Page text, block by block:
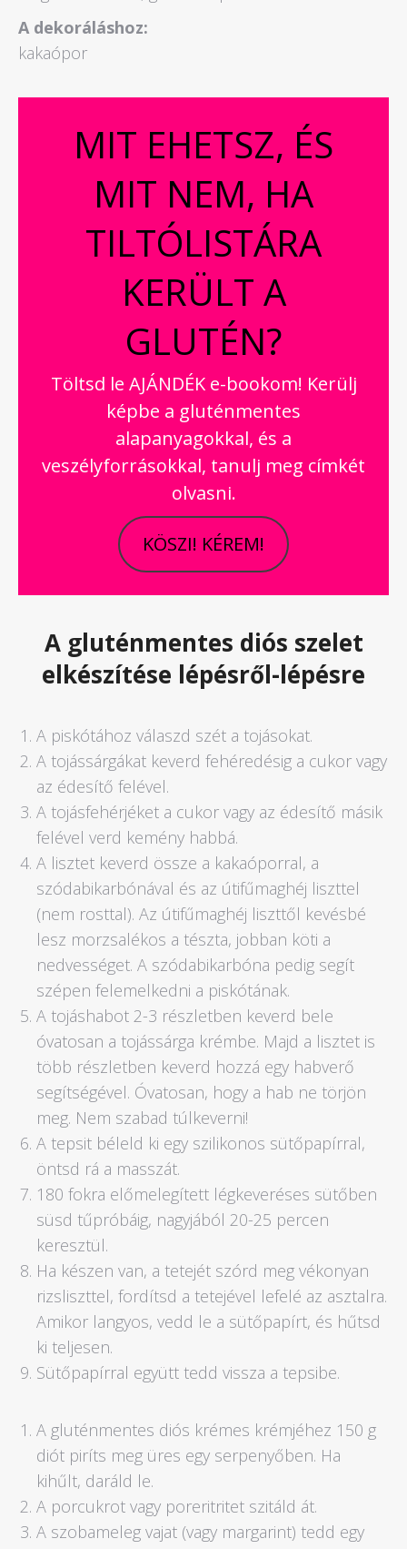
A dekoráláshoz:
kakaópor
MIT EHETSZ, ÉS
MIT NEM, HA
TILTÓLISTÁRA
KERÜLT A
GLUTÉN?
Töltsd le AJÁNDÉK e-bookom! Kerülj
képbe a gluténmentes
alapanyagokkal, és a
veszélyforrásokkal, tanulj meg címkét
olvasni.
KÖSZI! KÉREM!
A gluténmentes diós szelet
elkészítése lépésről-lépésre
A piskótához válaszd szét a tojásokat.
A tojássárgákat keverd fehéredésig a cukor vagy
az édesítő felével.
A tojásfehérjéket a cukor vagy az édesítő másik
felével verd kemény habbá.
A lisztet keverd össze a kakaóporral, a
szódabikarbónával és az útifűmaghéj liszttel
(nem rosttal). Az útifűmaghéj liszttől kevésbé
lesz morzsalékos a tészta, jobban köti a
nedvességet. A szódabikarbóna pedig segít
szépen felemelkedni a piskótának.
A tojáshabot 2-3 részletben keverd bele
óvatosan a tojássárga krémbe. Majd a lisztet is
több részletben keverd hozzá egy habverő
segítségével. Óvatosan, hogy a hab ne törjön
meg. Nem szabad túlkeverni!
A tepsit béleld ki egy szilikonos sütőpapírral,
öntsd rá a masszát.
180 fokra előmelegített légkeveréses sütőben
süsd tűpróbáig, nagyjából 20-25 percen
keresztül.
Ha készen van, a tetejét szórd meg vékonyan
rizsliszttel, fordítsd a tetejével lefelé az asztalra.
Amikor langyos, vedd le a sütőpapírt, és hűtsd
ki teljesen.
Sütőpapírral együtt tedd vissza a tepsibe.
A gluténmentes diós krémes krémjéhez 150 g
diót piríts meg üres egy serpenyőben. Ha
kihűlt, daráld le.
A porcukrot vagy poreritritet szitáld át.
A szobameleg vajat (vagy margarint) tedd egy